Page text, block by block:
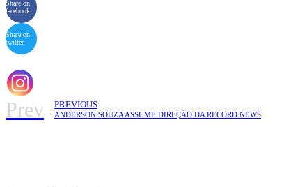
Share on
facebook
Share on
twitter
Prev PREVIOUS
ANDERSON SOUZA ASSUME DIREÇÃO DA RECORD NEWS